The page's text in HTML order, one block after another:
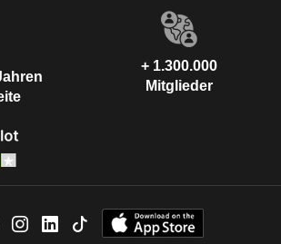
+ 1.300.000
Mitglieder